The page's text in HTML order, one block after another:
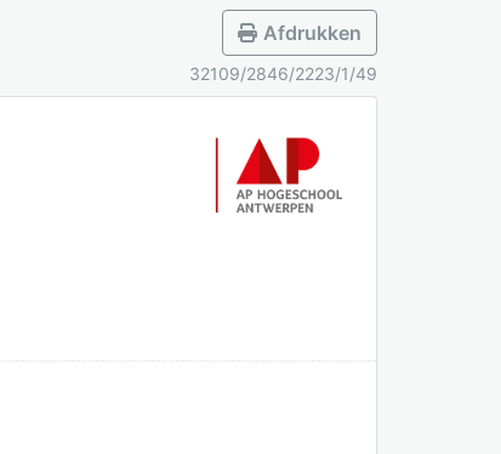
Afdrukken
32109/2846/2223/1/49